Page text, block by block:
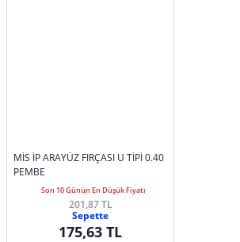
MİS İP ARAYÜZ FIRÇASI U TİPİ 0.40
PEMBE
Son 10 Günün En Düşük Fiyatı
201,87 TL
Sepette
175,63 TL